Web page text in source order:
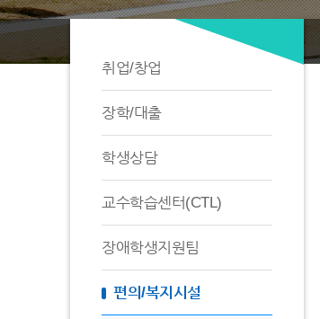
취업/창업
장학/대출
학생상담
교수학습센터(CTL)
장애학생지원팀
편의/복지시설